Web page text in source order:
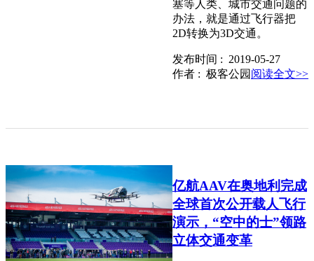
塞等人类、城市交通问题的
办法，就是通过飞行器把
2D转换为3D交通。
发布时间 : 2019-05-27
作者 : 极客公园 阅读全文>>
亿航AAV在奥地利完成
全球首次公开载人飞行
演示，“空中的士”领路
立体交通变革